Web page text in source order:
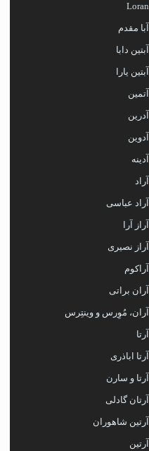
Loran
آبا مقدم
آبتین دابا
آبتین یارا
آتمین
آدرین
آدوین
آدینه
آراد
آراد عباسی
آراز آرا
آراز نصیری
آراکوم
آران براتی
آران، مُوِرس و وینتِرس
آرتا
آرتا اباذری
آرتا و سارن
آرتان گادلی
آرتين شاهوران
آرتین